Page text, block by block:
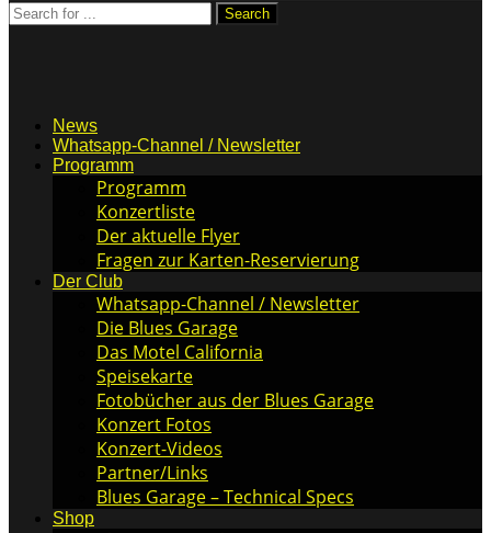
News
Whatsapp-Channel / Newsletter
Programm
Programm
Konzertliste
Der aktuelle Flyer
Fragen zur Karten-Reservierung
Der Club
Whatsapp-Channel / Newsletter
Die Blues Garage
Das Motel California
Speisekarte
Fotobücher aus der Blues Garage
Konzert Fotos
Konzert-Videos
Partner/Links
Blues Garage – Technical Specs
Shop